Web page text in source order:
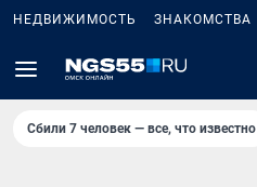
НЕДВИЖИМОСТЬ ЗНАКОМСТВА
Сбили 7 человек — все, что известно